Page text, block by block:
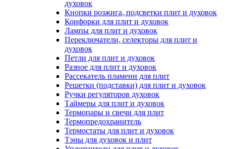
духовок
Кнопки розжига, подсветки плит и духовок
Конфорки для плит и духовок
Лампы для плит и духовок
Переключатели, селекторы для плит и
духовок
Петли для плит и духовок
Разное для плит и духовок
Рассекатель пламени для плит
Решетки (подставки) для плит и духовок
Ручки регуляторов духовок
Таймеры для плит и духовок
Термопары и свечи для плит
Термопредохранитель
Термостаты для плит и духовок
Тэны для духовок и плит